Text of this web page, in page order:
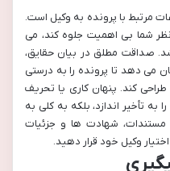
مرتبط با پرونده به وکیل است.
شما بی اهمیت جلوه کند، می
صداقت مطلق در بیان حقایق،
می دهد تا پرونده را به درستی
طراحی کند. پنهان کاری یا تحریف
به تأخیر اندازد، بلکه به کلی به
مستندات، شهادت ها و جزئیات
وکیل خود قرار دهید.